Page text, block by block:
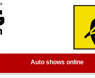
Auto shows online